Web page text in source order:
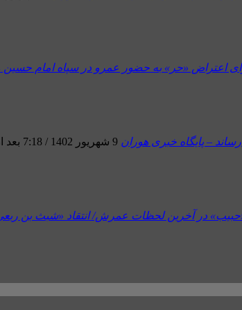
اعتراض «حر» به حضور عمرو در سپاه امام حسین
– پایگاه خبری هوران 9 شهریور 1402 / 7:18 بعد از ظهر
در آخرین لحظات عمرش/ انتقاد «شبث بن